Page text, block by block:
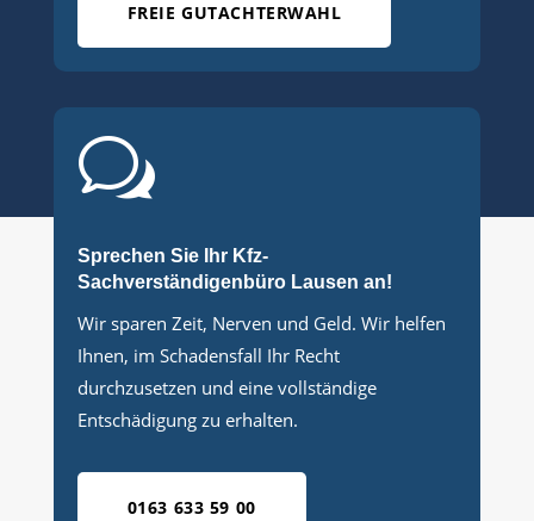
FREIE GUTACHTERWAHL
w
Sprechen Sie Ihr Kfz-
Sachverständigenbüro Lausen an!
Wir sparen Zeit, Nerven und Geld. Wir helfen
Ihnen, im Schadensfall Ihr Recht
durchzusetzen und eine vollständige
Entschädigung zu erhalten.
0163 633 59 00